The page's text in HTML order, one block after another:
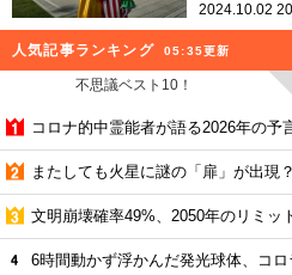
2024.10.02
人気記事ランキング 05:35更新
不思議ベスト10！
コロナ的中霊能者が語る2026年の予
またしても火星に謎の「扉」が出現？
文明崩壊確率49%、2050年のリミッ
6時間動かず浮かんだ発光球体、コ